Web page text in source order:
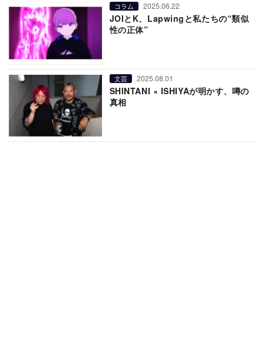
コラム 2025.06.22
JOIとK、Lapwingと私たちの“類似
性の正体”
文芸 2025.08.01
SHINTANI × ISHIYAが明かす、噂の
真相